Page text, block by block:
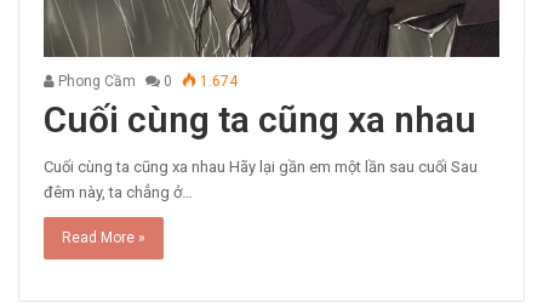
Phong Cầm 0 1.674
Cuối cùng ta cũng xa nhau
Cuối cùng ta cũng xa nhau Hãy lại gần em một lần sau cuối Sau
đêm này, ta chẳng ở…
Read More »